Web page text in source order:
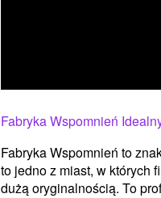
Fabryka Wspomnień
Fabryka Wspomnień to
to jedno z miast, w których
dużą oryginalnością. To